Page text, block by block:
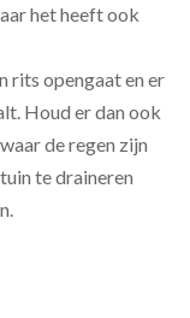
het heeft ook
rits opengaat en er
Houd er dan ook
de regen zijn
te draineren